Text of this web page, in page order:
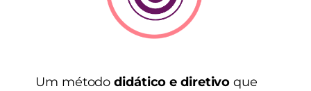
Um métododidático e diretivo que